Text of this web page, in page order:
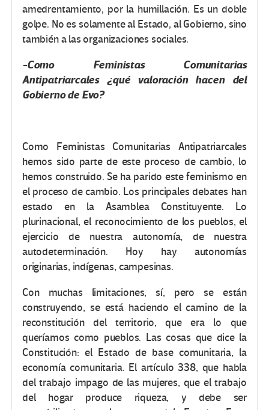
amedrentamiento, por la humillación. Es un doble
golpe. No es solamente al Estado, al Gobierno, sino
también a las organizaciones sociales.
-Como Feministas Comunitarias
Antipatriarcales ¿qué valoración hacen del
Gobierno de Evo?
Como Feministas Comunitarias Antipatriarcales
hemos sido parte de este proceso de cambio, lo
hemos construido. Se ha parido este feminismo en
el proceso de cambio. Los principales debates han
estado en la Asamblea Constituyente. Lo
plurinacional, el reconocimiento de los pueblos, el
ejercicio de nuestra autonomía, de nuestra
autodeterminación. Hoy hay autonomías
originarias, indígenas, campesinas.
Con muchas limitaciones, sí, pero se están
construyendo, se está haciendo el camino de la
reconstitución del territorio, que era lo que
queríamos como pueblos. Las cosas que dice la
Constitución: el Estado de base comunitaria, la
economía comunitaria. El artículo 338, que habla
del trabajo impago de las mujeres, que el trabajo
del hogar produce riqueza, y debe ser